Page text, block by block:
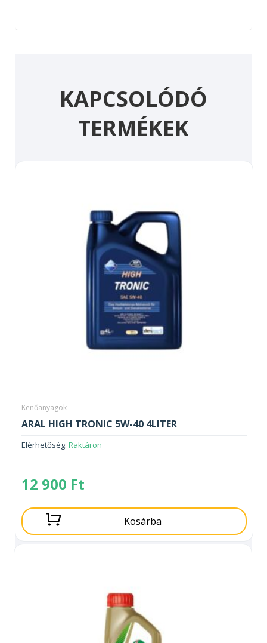
KAPCSOLÓDÓ
TERMÉKEK
Kenőanyagok
ARAL HIGH TRONIC 5W-40 4LITER
Elérhetőség: Raktáron
12 900 Ft
Kosárba